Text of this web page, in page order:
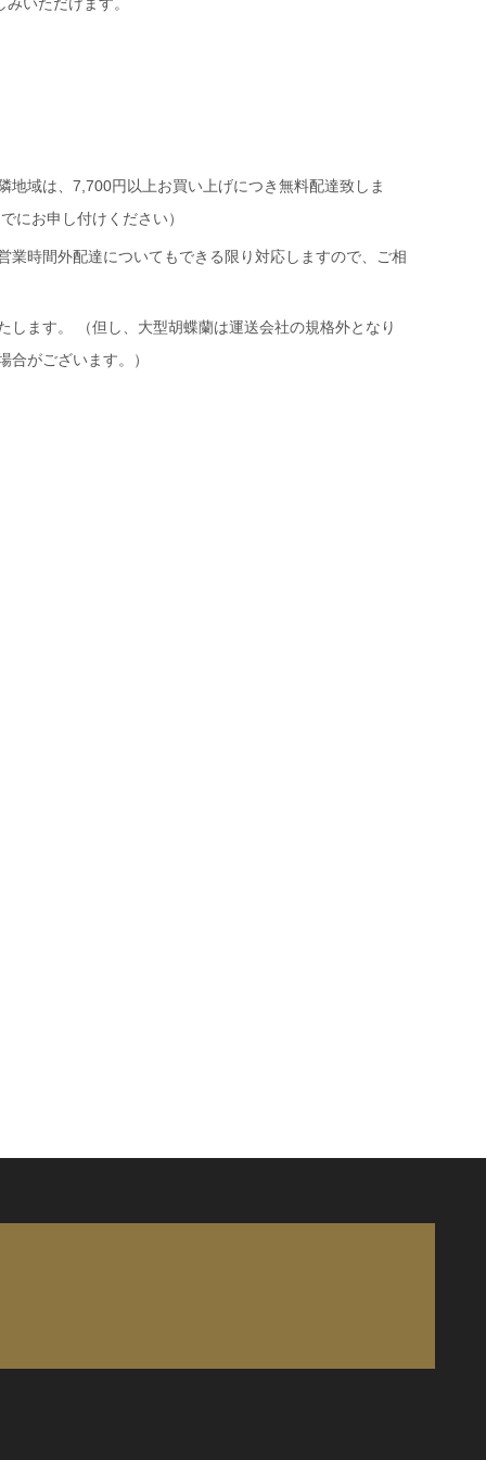
地域は、7,700円以上お買い上げにつき無料配達致しま
にお申し付けください）
業時間外配達についてもできる限り対応しますので、ご相
します。 （但し、大型胡蝶蘭は運送会社の規格外となり
合がございます。）